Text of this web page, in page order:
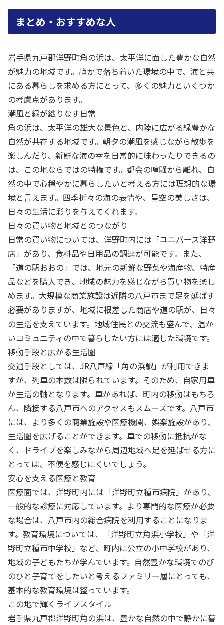
まとめ・おすすめな人
岩手県九戸郡洋野町角の浜は、太平洋に面した豊かな自然
が魅力の地域です。静かで落ち着いた環境の中で、海と共
にある暮らしを求める方にとって、多くの魅力といくつか
の考慮点があります。
潮風と緑が織りなす日常
角の浜は、太平洋の雄大な景色と、内陸に広がる緑豊かな
自然が共存する地域です。朝夕の潮風を感じながら散歩を
楽しんだり、新鮮な海の幸を日常的に味わったりできるの
は、この地ならではの特権です。都会の喧騒から離れ、自
然の中で心穏やかに暮らしたいと考える方には理想的な環
境と言えます。四季折々の海の表情や、星空の美しさは、
日々の生活に彩りを与えてくれます。
日々の買い物と地域とのつながり
日常の買い物については、洋野町内には「ユニバース洋野
店」があり、食料品や日用品の調達が可能です。また、
「道の駅おおの」では、地元の新鮮な野菜や海産物、特産
品などを購入でき、地域の魅力を感じながら買い物を楽し
めます。大規模な商業施設は近隣の八戸市まで足を延ばす
必要がありますが、地域に根差した商店や道の駅が、日々
の生活を支えています。地域住民との交流も盛んで、温か
いコミュニティの中で暮らしたい方には適した環境です。
移動手段と広がる生活圏
交通手段としては、JR八戸線「角の浜駅」が利用できま
すが、列車の本数は限られています。そのため、自家用車
が生活の軸となります。車があれば、町内の移動はもちろ
ん、隣接する八戸市へのアクセスもスムーズです。八戸市
には、より多くの商業施設や医療機関、娯楽施設があり、
生活圏を広げることができます。車での移動に抵抗がな
く、ドライブを楽しみながら周辺地域へ足を延ばせる方に
とっては、不便を感じにくいでしょう。
安心を支える医療と教育
医療面では、洋野町内には「洋野町立種市病院」があり、
一般的な診療に対応しています。より専門的な医療が必要
な場合は、八戸市内の総合病院を利用することになりま
す。教育環境については、「洋野町立角浜小学校」や「洋
野町立種市中学校」など、町内に公立の小中学校があり、
地域の子どもたちが学んでいます。自然豊かな環境でのび
のびと子育てをしたいと考えるファミリー層にとっても、
基本的な教育環境は整っています。
この地で輝くライフスタイル
岩手県九戸郡洋野町角の浜は、豊かな自然の中で静かに暮